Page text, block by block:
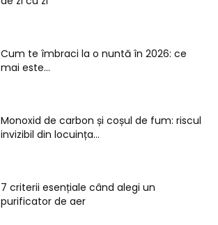
Cum te îmbraci la o nuntă în 2026: ce
mai este...
Monoxid de carbon și coșul de fum: riscul
invizibil din locuința...
7 criterii esențiale când alegi un
purificator de aer